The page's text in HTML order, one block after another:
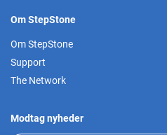
Om StepStone
Om StepStone
Support
The Network
Modtag nyheder